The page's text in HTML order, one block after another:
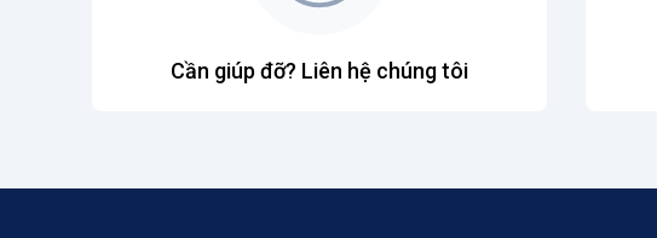
Cần giúp đỡ? Liên hệ chúng tôi